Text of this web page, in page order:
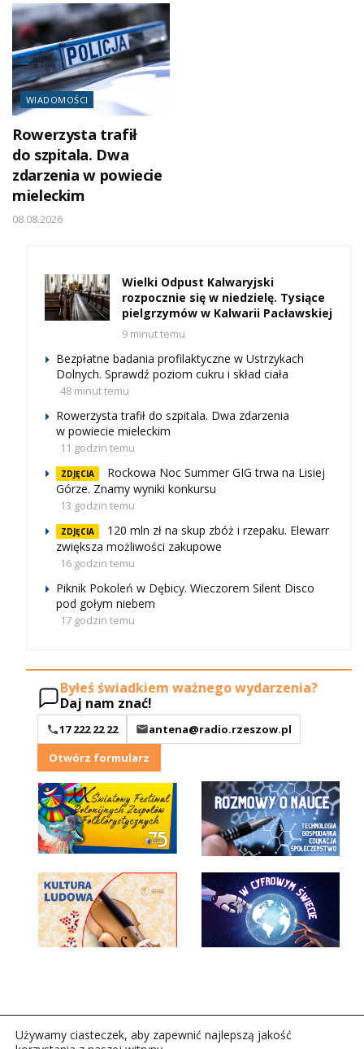
WIADOMOŚCI
Rowerzysta trafił
do szpitala. Dwa
zdarzenia w powiecie
mieleckim
08.08.2026
Wielki Odpust Kalwaryjski
rozpocznie się w niedzielę. Tysiące
pielgrzymów w Kalwarii Pacławskiej
9 minut temu
Bezpłatne badania profilaktyczne w Ustrzykach
Dolnych. Sprawdź poziom cukru i skład ciała
48 minut temu
Rowerzysta trafił do szpitala. Dwa zdarzenia
w powiecie mieleckim
11 godzin temu
ZDJĘCIA
Rockowa Noc Summer GIG trwa na Lisiej
Górze. Znamy wyniki konkursu
13 godzin temu
ZDJĘCIA
120 mln zł na skup zbóż i rzepaku. Elewarr
zwiększa możliwości zakupowe
16 godzin temu
Piknik Pokoleń w Dębicy. Wieczorem Silent Disco
pod gołym niebem
17 godzin temu
Byłeś świadkiem ważnego wydarzenia?
Daj nam znać!
17 222 22 22
antena@radio.rzeszow.pl
Otwórz formularz
Używamy ciasteczek, aby zapewnić najlepszą jakość